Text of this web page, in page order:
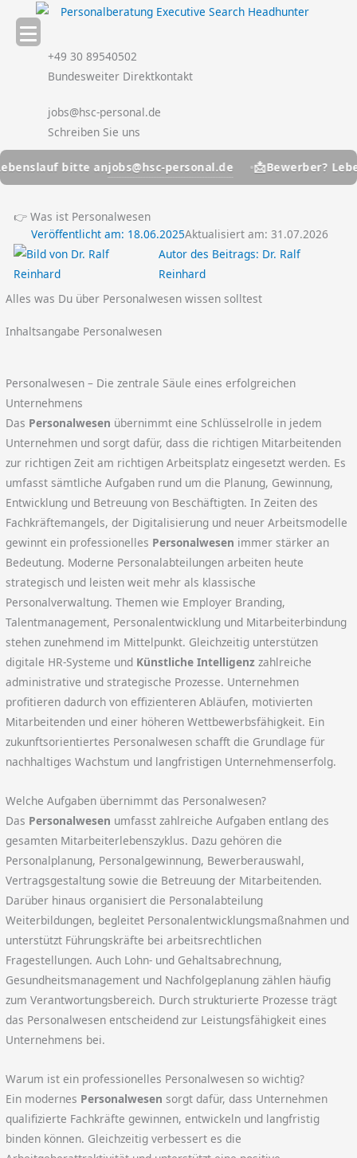
Inhalt
springen +49 30 89540502
Bundesweiter Direktkontakt
jobs@hsc-personal.de
Schreiben Sie uns
bitte anjobs@hsc-personal.de 📩 Bewerber?
👉 Was ist Personalwesen
Veröffentlicht am: 18.06.2025Aktualisiert am: 31.07.2026
Autor des Beitrags: Dr. Ralf
Reinhard
Alles was Du über Personalwesen wissen solltest
Inhaltsangabe Personalwesen
Personalwesen – Die zentrale Säule eines erfolgreichen
Unternehmens
Das Personalwesen übernimmt eine Schlüsselrolle in jedem
Unternehmen und sorgt dafür, dass die richtigen Mitarbeitenden
zur richtigen Zeit am richtigen Arbeitsplatz eingesetzt werden. Es
umfasst sämtliche Aufgaben rund um die Planung, Gewinnung,
Entwicklung und Betreuung von Beschäftigten. In Zeiten des
Fachkräftemangels, der Digitalisierung und neuer Arbeitsmodelle
gewinnt ein professionelles Personalwesen immer stärker an
Bedeutung. Moderne Personalabteilungen arbeiten heute
strategisch und leisten weit mehr als klassische
Personalverwaltung. Themen wie Employer Branding,
Talentmanagement, Personalentwicklung und Mitarbeiterbindung
stehen zunehmend im Mittelpunkt. Gleichzeitig unterstützen
digitale HR-Systeme und Künstliche Intelligenz zahlreiche
administrative und strategische Prozesse. Unternehmen
profitieren dadurch von effizienteren Abläufen, motivierten
Mitarbeitenden und einer höheren Wettbewerbsfähigkeit. Ein
zukunftsorientiertes Personalwesen schafft die Grundlage für
nachhaltiges Wachstum und langfristigen Unternehmenserfolg.
Welche Aufgaben übernimmt das Personalwesen?
Das Personalwesen umfasst zahlreiche Aufgaben entlang des
gesamten Mitarbeiterlebenszyklus. Dazu gehören die
Personalplanung, Personalgewinnung, Bewerberauswahl,
Vertragsgestaltung sowie die Betreuung der Mitarbeitenden.
Darüber hinaus organisiert die Personalabteilung
Weiterbildungen, begleitet Personalentwicklungsmaßnahmen und
unterstützt Führungskräfte bei arbeitsrechtlichen
Fragestellungen. Auch Lohn- und Gehaltsabrechnung,
Gesundheitsmanagement und Nachfolgeplanung zählen häufig
zum Verantwortungsbereich. Durch strukturierte Prozesse trägt
das Personalwesen entscheidend zur Leistungsfähigkeit eines
Unternehmens bei.
Warum ist ein professionelles Personalwesen so wichtig?
Ein modernes Personalwesen sorgt dafür, dass Unternehmen
qualifizierte Fachkräfte gewinnen, entwickeln und langfristig
binden können. Gleichzeitig verbessert es die